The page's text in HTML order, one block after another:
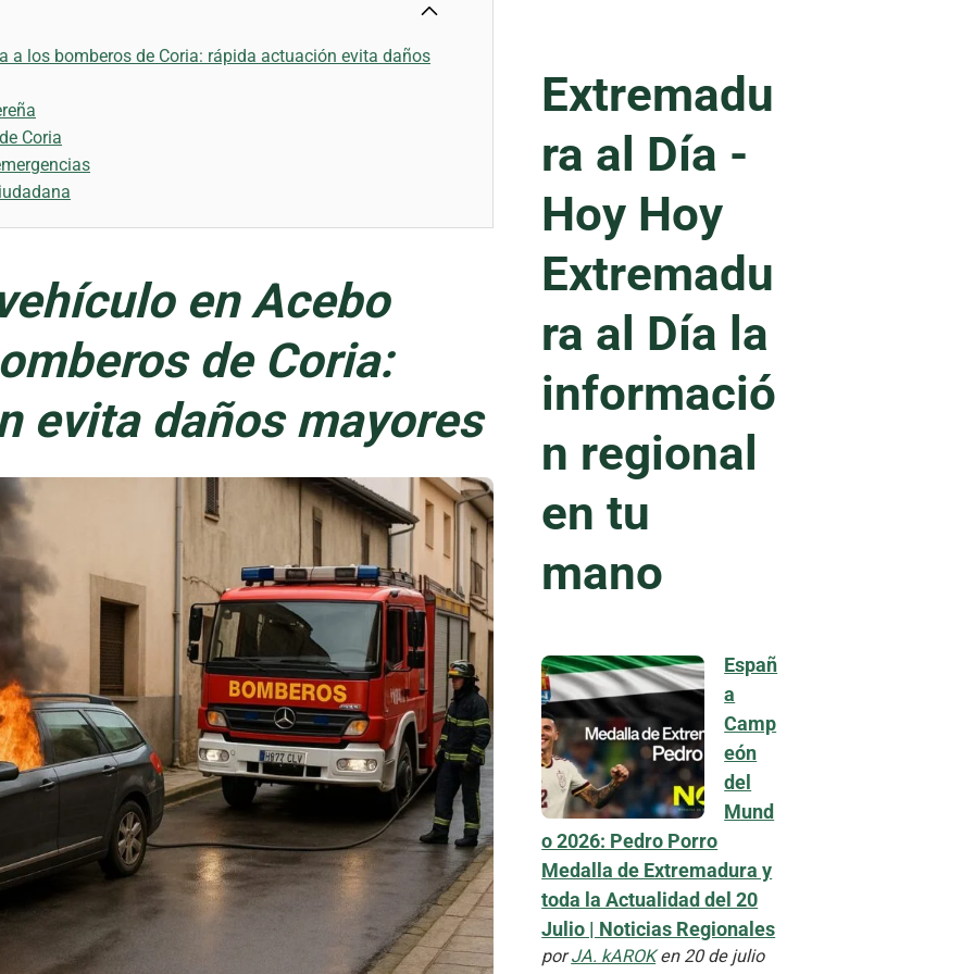
a los bomberos de Coria: rápida actuación evita daños
Coria
en Acebo
de Coria:
evita daños mayores
Extremadu
ra al Día -
Hoy Hoy
Extremadu
ra al Día la
informació
n regional
en tu
mano
Españ
a
Camp
eón
del
Mund
o 2026: Pedro Porro
Medalla de Extremadura y
toda la Actualidad del 20
Julio | Noticias Regionales
porJA. kAROKen 20 de julio